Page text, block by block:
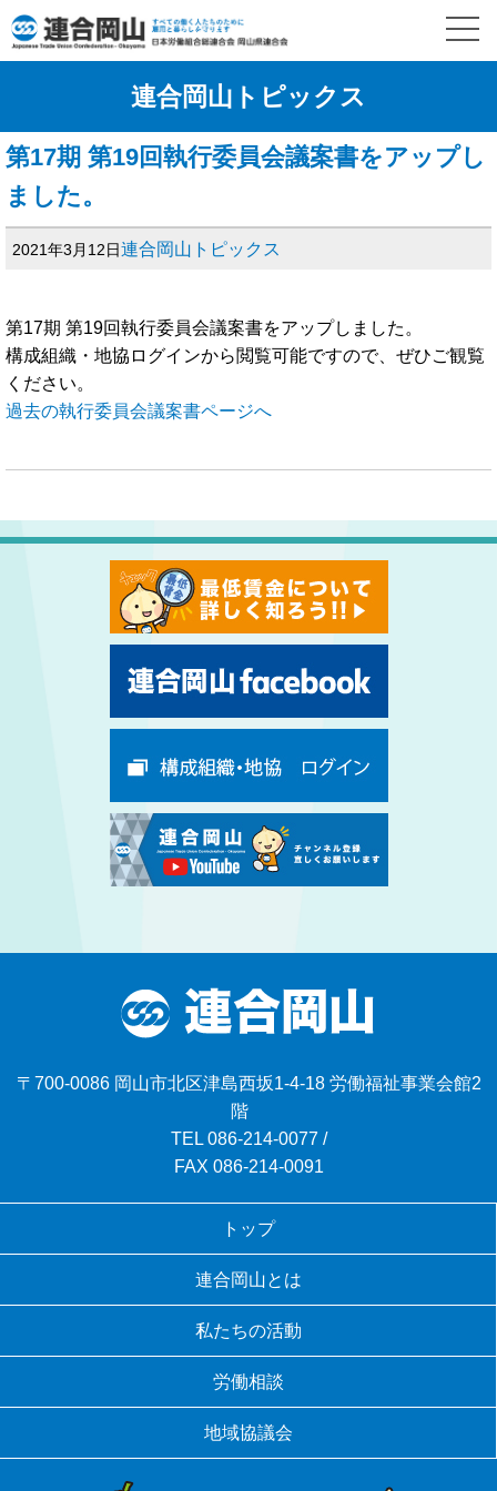
連合岡山トピックス
第17期 第19回執行委員会議案書をアップし
ました。
2021年3月12日連合岡山トピックス
第17期 第19回執行委員会議案書をアップしました。
構成組織・地協ログインから閲覧可能ですので、ぜひご観覧
ください。
過去の執行委員会議案書ページへ
〒700-0086 岡山市北区津島西坂1-4-18 労働福祉事業会館2
階
TEL 086-214-0077 /
FAX 086-214-0091
トップ
連合岡山とは
私たちの活動
労働相談
地域協議会